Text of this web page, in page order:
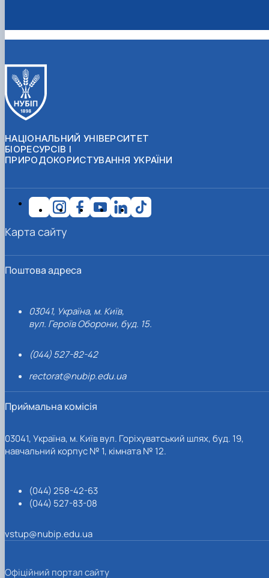
НАЦІОНАЛЬНИЙ УНІВЕРСИТЕТ
БІОРЕСУРСІВ І
ПРИРОДОКОРИСТУВАННЯ УКРАЇНИ
Поштова адреса
03041, Україна, м. Київ,
вул. Героїв Оборони, буд. 15.
(044) 527-82-42
rectorat@nubip.edu.ua
Приймальна комісія
03041, Україна, м. Київ вул. Горіхуватський шлях, буд. 19,
навчальний корпус № 1, кімната № 12.
(044) 258-42-63
(044) 527-83-08
vstup@nubip.edu.ua
Карта сайту
Офіційний портал сайту